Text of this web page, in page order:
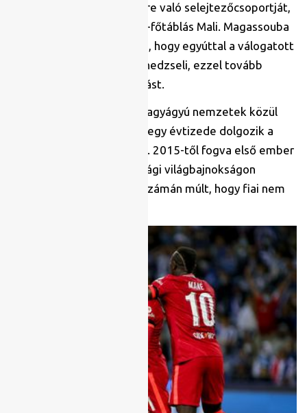
abszolválta a 2022-es vb-re való selejtezőcsoportját,
emellett pedig ismét ANK-főtáblás Mali. Magassouba
elszántságát jól illusztrálja, hogy egyúttal a válogatott
utánpótlás-szintjeit is menedzseli, ezzel tovább
biztosítva a mali labdarúgást.
Különcnek számít még a nagyágyú nemzetek közül
Szenegál, ahol Aliou Cissé egy évtizede dolgozik a
Terangai Oroszlánok körül. 2015-től fogva első ember
Szenegálnál, az oroszországi világbajnokságon
mindössze a sárga lapok számán múlt, hogy fiai nem